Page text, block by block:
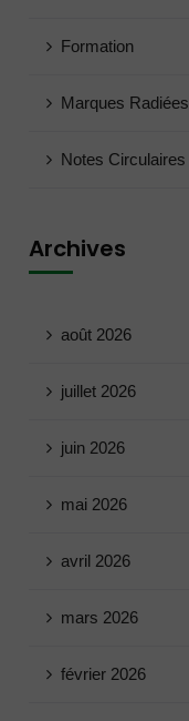
Formation
Marques Radiées
Notes Circulaires
Archives
août 2026
juillet 2026
juin 2026
mai 2026
avril 2026
mars 2026
février 2026